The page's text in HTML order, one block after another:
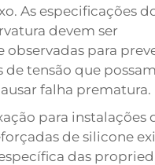
As especificações
devem ser
observadas para
de tensão que
falha prematura.
para instalações
de silicone
das